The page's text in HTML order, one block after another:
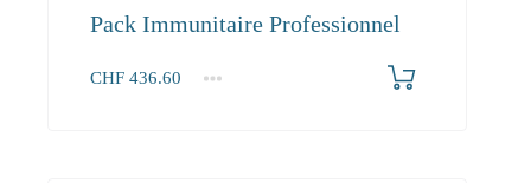
Pack Immunitaire Professionnel
CHF 436.60
1+